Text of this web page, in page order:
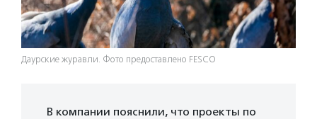
Даурские журавли. Фото предоставлено FESCO
В компании пояснили, что проекты по